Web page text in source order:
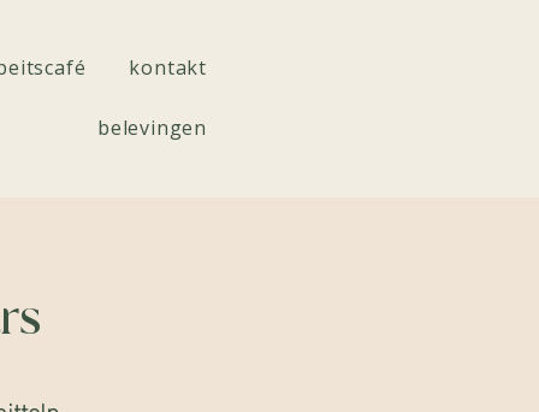
kontakt
belevingen